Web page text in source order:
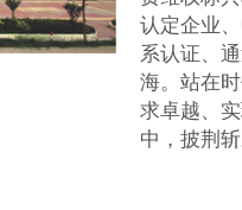
认定企业
系认证、
海。站在
求卓越、
中，披荆